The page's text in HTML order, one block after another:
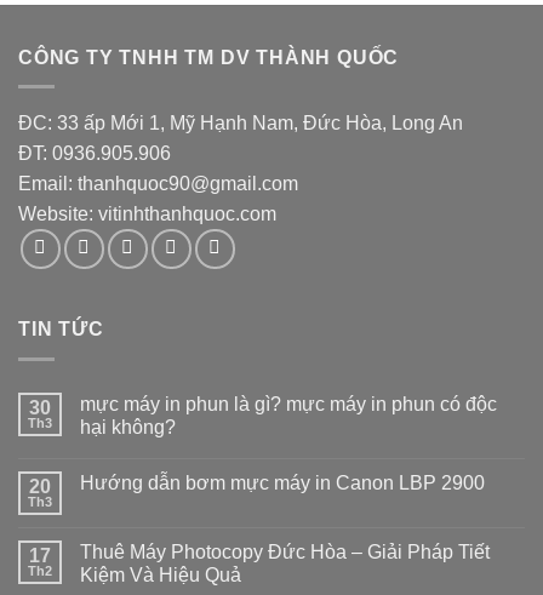
CÔNG TY TNHH TM DV THÀNH QUỐC
ĐC: 33 ấp Mới 1, Mỹ Hạnh Nam, Đức Hòa, Long An
ĐT: 0936.905.906
Email: thanhquoc90@gmail.com
Website: vitinhthanhquoc.com
TIN TỨC
30
Th3
mực máy in phun là gì? mực máy in phun có độc
hại không?
20
Th3
Hướng dẫn bơm mực máy in Canon LBP 2900
17
Th2
Thuê Máy Photocopy Đức Hòa – Giải Pháp Tiết
Kiệm Và Hiệu Quả